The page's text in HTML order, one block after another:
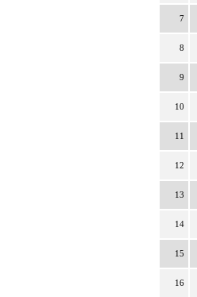
7
8
9
10
11
12
13
14
15
16